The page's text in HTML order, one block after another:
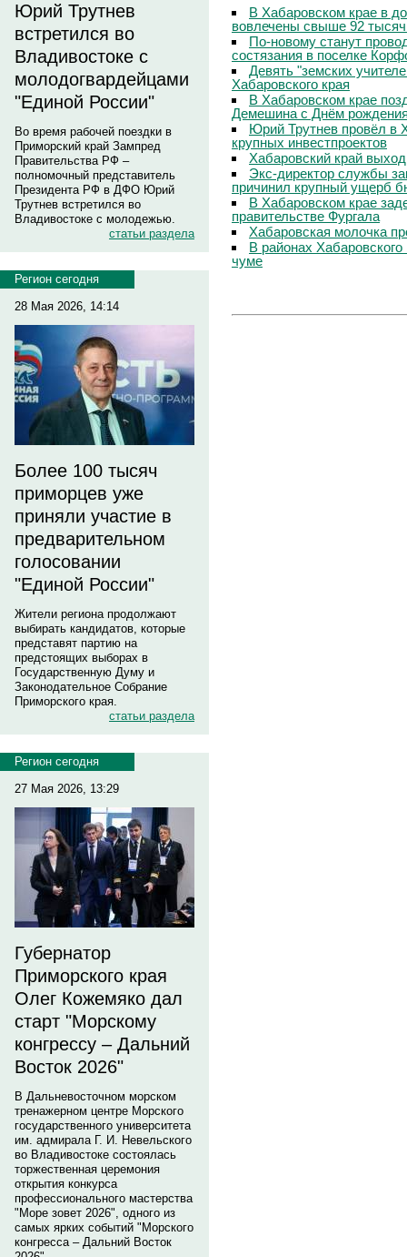
Юрий Трутнев
встретился во
Владивостоке с
молодогвардейцами
"Единой России"
Во время рабочей поездки в
Приморский край Зампред
Правительства РФ –
полномочный представитель
Президента РФ в ДФО Юрий
Трутнев встретился во
Владивостоке с молодежью.
статьи раздела
Регион сегодня
28 Мая 2026, 14:14
Более 100 тысяч
приморцев уже
приняли участие в
предварительном
голосовании
"Единой России"
Жители региона продолжают
выбирать кандидатов, которые
представят партию на
предстоящих выборах в
Государственную Думу и
Законодательное Собрание
Приморского края.
статьи раздела
Регион сегодня
27 Мая 2026, 13:29
Губернатор
Приморского края
Олег Кожемяко дал
старт "Морскому
конгрессу – Дальний
Восток 2026"
В Дальневосточном морском
тренажерном центре Морского
государственного университета
им. адмирала Г. И. Невельского
во Владивостоке состоялась
торжественная церемония
открытия конкурса
профессионального мастерства
"Море зовет 2026", одного из
самых ярких событий "Морского
конгресса – Дальний Восток
В Хабаровском крае в
вовлечены свыше 92 тысяч
По-новому станут
состязания в поселке
Девять "земских
Хабаровского края
В Хабаровском крае
Демешина с Днём
Юрий Трутнев провёл в
крупных инвестпроектов
Хабаровский край
Экс-директор службы
причинил крупный ущерб
В Хабаровском крае
правительстве Фургала
Хабаровская молочка
В районах
чуме